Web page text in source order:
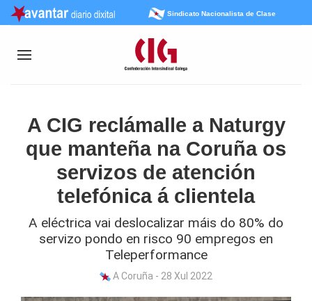
Sindicato Nacionalista de Clase
A CIG reclámalle a Naturgy
que manteña na Coruña os
servizos de atención
telefónica á clientela
A eléctrica vai deslocalizar máis do 80% do
servizo pondo en risco 90 empregos en
Teleperformance
A Coruña - 28 Xul 2022